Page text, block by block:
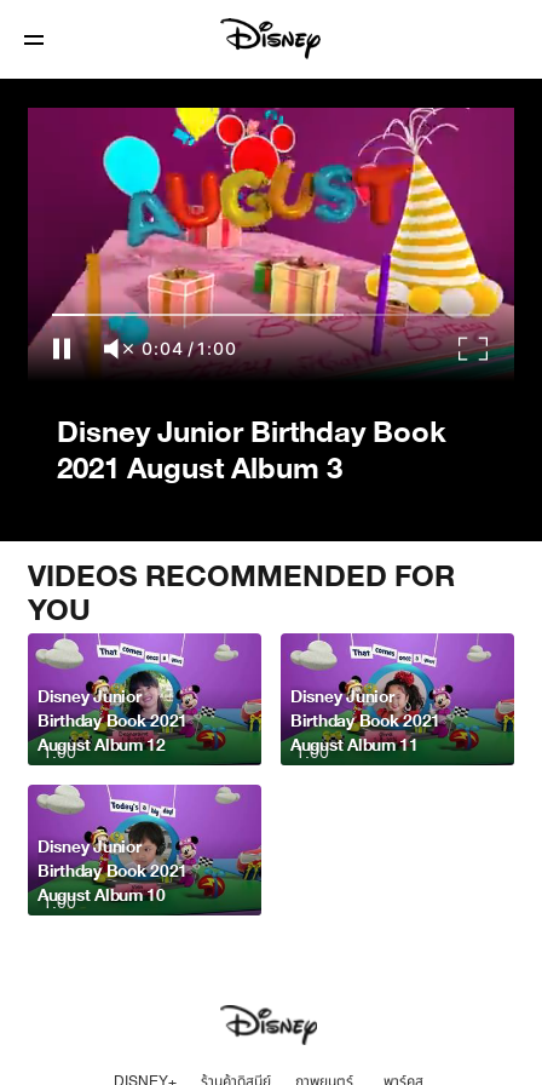
Disney Junior Birthday Book 2021
August Album 3
0:04/1:00
Disney Junior Birthday Book
2021 August Album 3
VIDEOS RECOMMENDED FOR
YOU
1:00
Disney Junior
Birthday Book 2021
August Album 12
1:00
Disney Junior
Birthday Book 2021
August Album 11
1:00
Disney Junior
Birthday Book 2021
August Album 10